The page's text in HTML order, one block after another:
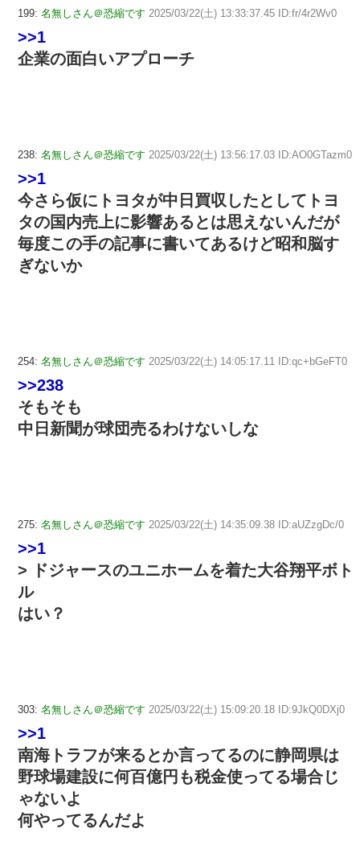
199: 名無しさん＠恐縮です 2025/03/22(土) 13:33:37.45 ID:fr/4r2Wv0
>>1
企業の面白いアプローチ
238: 名無しさん＠恐縮です 2025/03/22(土) 13:56:17.03 ID:AO0GTazm0
>>1
今さら仮にトヨタが中日買収したとしてトヨ
タの国内売上に影響あるとは思えないんだが
毎度この手の記事に書いてあるけど昭和脳す
ぎないか
254: 名無しさん＠恐縮です 2025/03/22(土) 14:05:17.11 ID:qc+bGeFT0
>>238
そもそも
中日新聞が球団売るわけないしな
275: 名無しさん＠恐縮です 2025/03/22(土) 14:35:09.38 ID:aUZzgDc/0
>>1
> ドジャースのユニホームを着た大谷翔平ボト
ル
はい？
303: 名無しさん＠恐縮です 2025/03/22(土) 15:09:20.18 ID:9JkQ0DXj0
>>1
南海トラフが来るとか言ってるのに静岡県は
野球場建設に何百億円も税金使ってる場合じ
ゃないよ
何やってるんだよ